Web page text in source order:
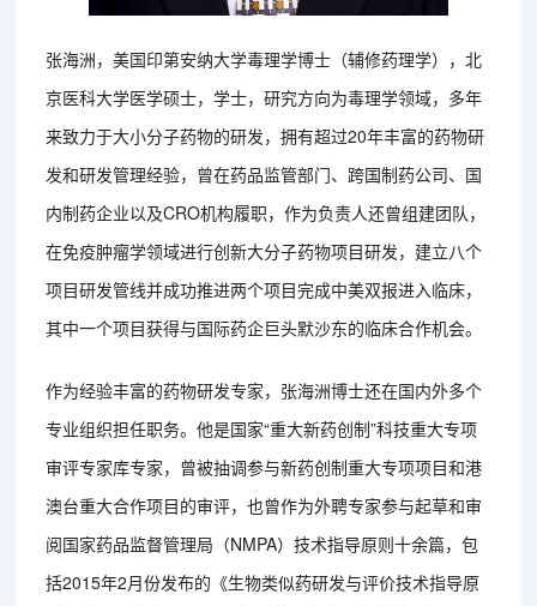
张海洲，美国印第安纳大学毒理学博士（辅修药理学），北
京医科大学医学硕士，学士，研究方向为毒理学领域，多年
来致力于大小分子药物的研发，拥有超过20年丰富的药物研
发和研发管理经验，曾在药品监管部门、跨国制药公司、国
内制药企业以及CRO机构履职，作为负责人还曾组建团队，
在免疫肿瘤学领域进行创新大分子药物项目研发，建立八个
项目研发管线并成功推进两个项目完成中美双报进入临床，
其中一个项目获得与国际药企巨头默沙东的临床合作机会。
作为经验丰富的药物研发专家，张海洲博士还在国内外多个
专业组织担任职务。他是国家“重大新药创制”科技重大专项
审评专家库专家，曾被抽调参与新药创制重大专项项目和港
澳台重大合作项目的审评，也曾作为外聘专家参与起草和审
阅国家药品监督管理局（NMPA）技术指导原则十余篇，包
括2015年2月份发布的《生物类似药研发与评价技术指导原